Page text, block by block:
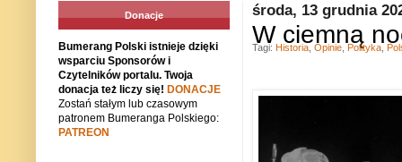
środa, 13 grudnia
W ciemną
Tagi: Historia Opinie Polityka
Donacje
Bumerang Polski istnieje dzięki
wsparciu Sponsorów i
Czytelników portalu. Twoja
donacja też liczy się! DONACJE
Zostań stałym lub czasowym
patronem Bumeranga Polskiego:
PATREON